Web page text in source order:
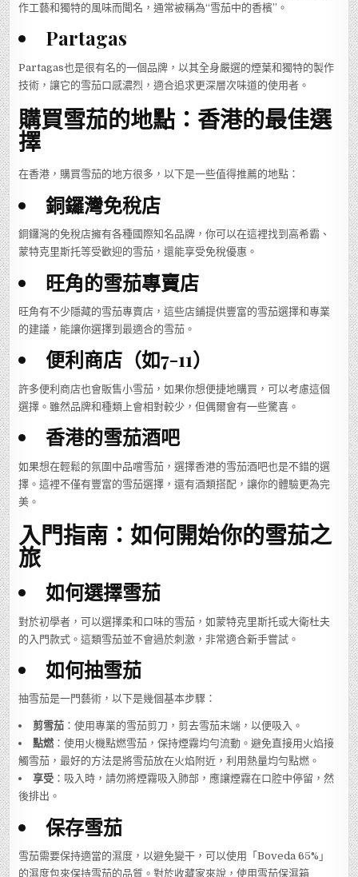
作工藝和獨特的風味而聞名，通常被稱為“雪茄中的香檳”。
Partagas
Partagas也是很有名的一個品牌，以其全身嚴選的煙葉和獨特的製作
技術，讓它的雪茄口感濃烈，適合追求更深層次味道的使用者。
購買雪茄的地點：香港的最佳選
擇
在香港，購買雪茄的地方很多，以下是一些值得推薦的地點：
銅鑼灣免稅店
銅鑼灣的免稅店擁有各種國際知名品牌，你可以在這裡找到高希霸、
蒙特克里斯托等受歡迎的雪茄，還能享受免稅優惠。
旺角的雪茄專賣店
旺角有不少隱藏的雪茄專賣店，這些店鋪提供豐富的雪茄選擇和專業
的建議，能讓你選擇到最適合的雪茄。
便利商店（如7-11）
許多便利商店也會販售小雪茄，如果你想便捷地購買，可以考慮這個
選擇。雖然品牌和種類上會相對較少，但偶爾會有一些驚喜。
香港的雪茄酒吧
如果想在輕鬆的氛圍中品嚐雪茄，選擇香港的雪茄酒吧也是不錯的選
擇。這裡不僅有豐富的雪茄選擇，還有酒類搭配，讓你的體驗更為完
美。
入門指南：如何開始你的雪茄之
旅
如何選擇雪茄
對於初學者，可以選擇柔和口味的雪茄，如蒙特克里斯托或大衛杜夫
的入門款式。這類雪茄並不會過於刺激，非常適合新手嘗試。
如何抽雪茄
抽雪茄是一門藝術，以下是幾個基本步驟：
剪雪茄 ：使用專業的雪茄剪刀，剪去雪茄末端，以便吸入。
點燃 ：使用火機點燃雪茄，保持煙霧均勻流動。避免直接用火焰接
觸雪茄，最好的方法是將雪茄放在火焰附近，利用熱量均勻點燃。
享受 ：吸入時，請勿將煙霧吸入肺部，應讓煙霧在口腔中停留，然
後排出。
保存雪茄
雪茄需要保持適當的濕度，以避免變干，可以使用「Boveda 65%」
的濕度包來保持雪茄的品質。對於收藏家來說，使用雪茄保濕箱